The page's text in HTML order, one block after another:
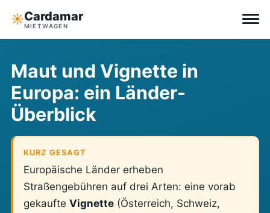
☀︎Cardamar
MIETWAGEN
All-inclusive
Ohne Selbstbeteiligung
Tipps
Über Cardamar
Maut und Vignette in
Europa: ein Länder-
Überblick
KURZ GESAGT
Europäische Länder erheben
Straßengebühren auf drei Arten: eine vorab
gekaufteVignette (Österreich, Schweiz,